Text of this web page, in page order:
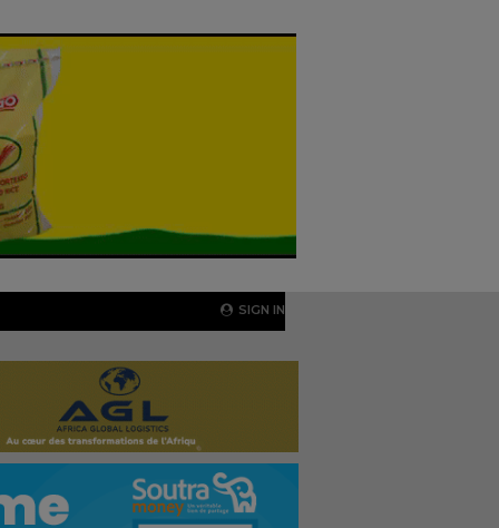
SIGN IN